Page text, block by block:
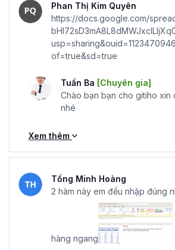
Phan Thị Kim Quyên
https://docs.google.com/
of=true&sd=true
Tuấn Ba [Chuyên gia]
Chào bạn bạn cho gitiho xin
nhé
Xem thêm
Tống Minh Hoàng
2 hàm này em đều nhập đúng
hàng ngang